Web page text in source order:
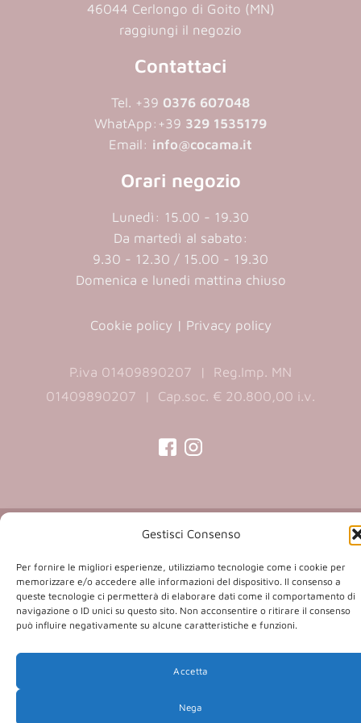
Gestisci Consenso
Per fornire le migliori esperienze, utilizziamo tecnologie come i cookie per
memorizzare e/o accedere alle informazioni del dispositivo. Il consenso a
queste tecnologie ci permetterà di elaborare dati come il comportamento di
navigazione o ID unici su questo sito. Non acconsentire o ritirare il consenso
può influire negativamente su alcune caratteristiche e funzioni.
Accetta
Nega
46044 Cerlongo di Goito (MN)
raggiungi il negozio
Contattaci
Tel. +39 0376 607048
WhatApp: +39 329 1535179
Email: info@cocama.it
Orari negozio
Lunedì: 15.00 - 19.30
Da martedì al sabato:
9.30 - 12.30 / 15.00 - 19.30
Domenica e lunedi mattina chiuso
Cookie policy | Privacy policy
P.iva 01409890207 | Reg.Imp. MN
01409890207 | Cap.soc. € 20.800,00 i.v.
a
new
a
new
Copyright 2026 © Co.Ca.Ma. Srl | powered by
in
a
new
tab)